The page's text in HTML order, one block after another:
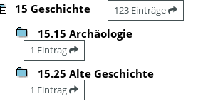
15 Geschichte 123 Einträge
15.15 Archäologie
1 Eintrag
15.25 Alte Geschichte
1 Eintrag